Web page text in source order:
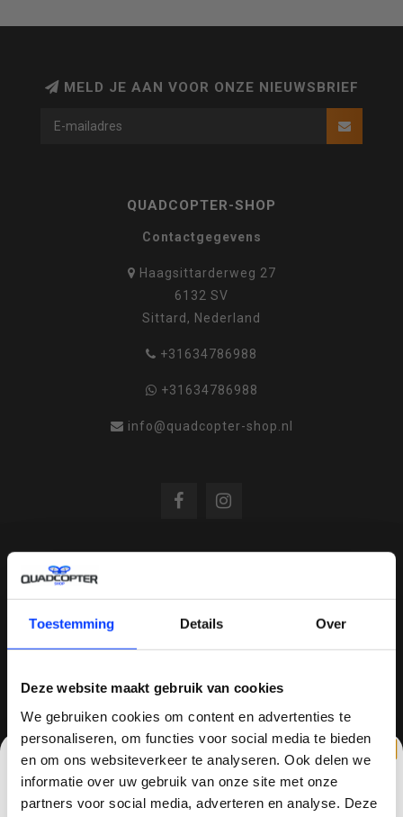
Toestemming Details Over
Deze website maakt gebruik van cookies
We gebruiken cookies om content en advertenties te
personaliseren, om functies voor social media te bieden
en om ons websiteverkeer te analyseren. Ook delen we
informatie over uw gebruik van onze site met onze
partners voor social media, adverteren en analyse. Deze
MELD JE AAN VOOR ONZE NIEUWSBRIEF
QUADCOPTER-SHOP
Contactgegevens
Haagsittarderweg 27
6132 SV
Sittard, Nederland
+31634786988
+31634786988
info@quadcopter-shop.nl
REVIEWS
8.6 / 10 810 reviews
QUADCOPTER-SHOP.NL
Sinds 2014 is quadcopter-shop een bekende
speler op het gebied van drones, quadcopters,
multicopters (het beestje hoeft maar een naam